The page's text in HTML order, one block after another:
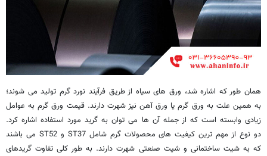
همان طور که اشاره شد، ورق های سیاه از طریق فرآیند نورد گرم تولید می شوند؛
به همین علت به ورق گرم یا ورق آهن نیز شهرت دارند. قیمت ورق گرم به عوامل
زیادی وابسته است که از جمله آن ها می توان به گرید مورد استفاده اشاره کرد.
دو نوع از مهم ترین کیفیت های محصولات گرم شامل ST37 و ST52 می باشند
که به شیت ساختمانی و شیت صنعتی شهرت دارند. به طور کلی تفاوت گریدهای